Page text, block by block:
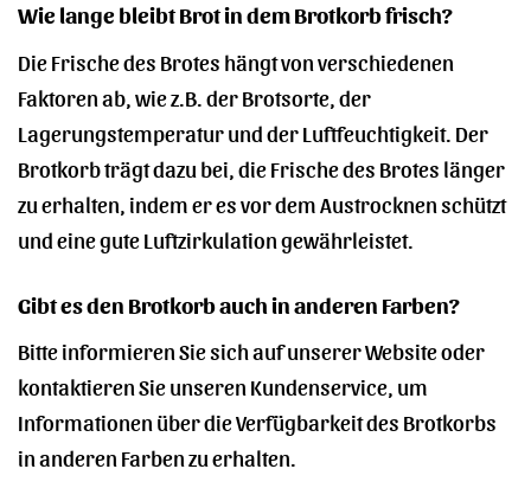
Wie lange bleibt Brot in dem Brotkorb frisch?
Die Frische des Brotes hängt von verschiedenen
Faktoren ab, wie z.B. der Brotsorte, der
Lagerungstemperatur und der Luftfeuchtigkeit. Der
Brotkorb trägt dazu bei, die Frische des Brotes länger
zu erhalten, indem er es vor dem Austrocknen schützt
und eine gute Luftzirkulation gewährleistet.
Gibt es den Brotkorb auch in anderen Farben?
Bitte informieren Sie sich auf unserer Website oder
kontaktieren Sie unseren Kundenservice, um
Informationen über die Verfügbarkeit des Brotkorbs
in anderen Farben zu erhalten.